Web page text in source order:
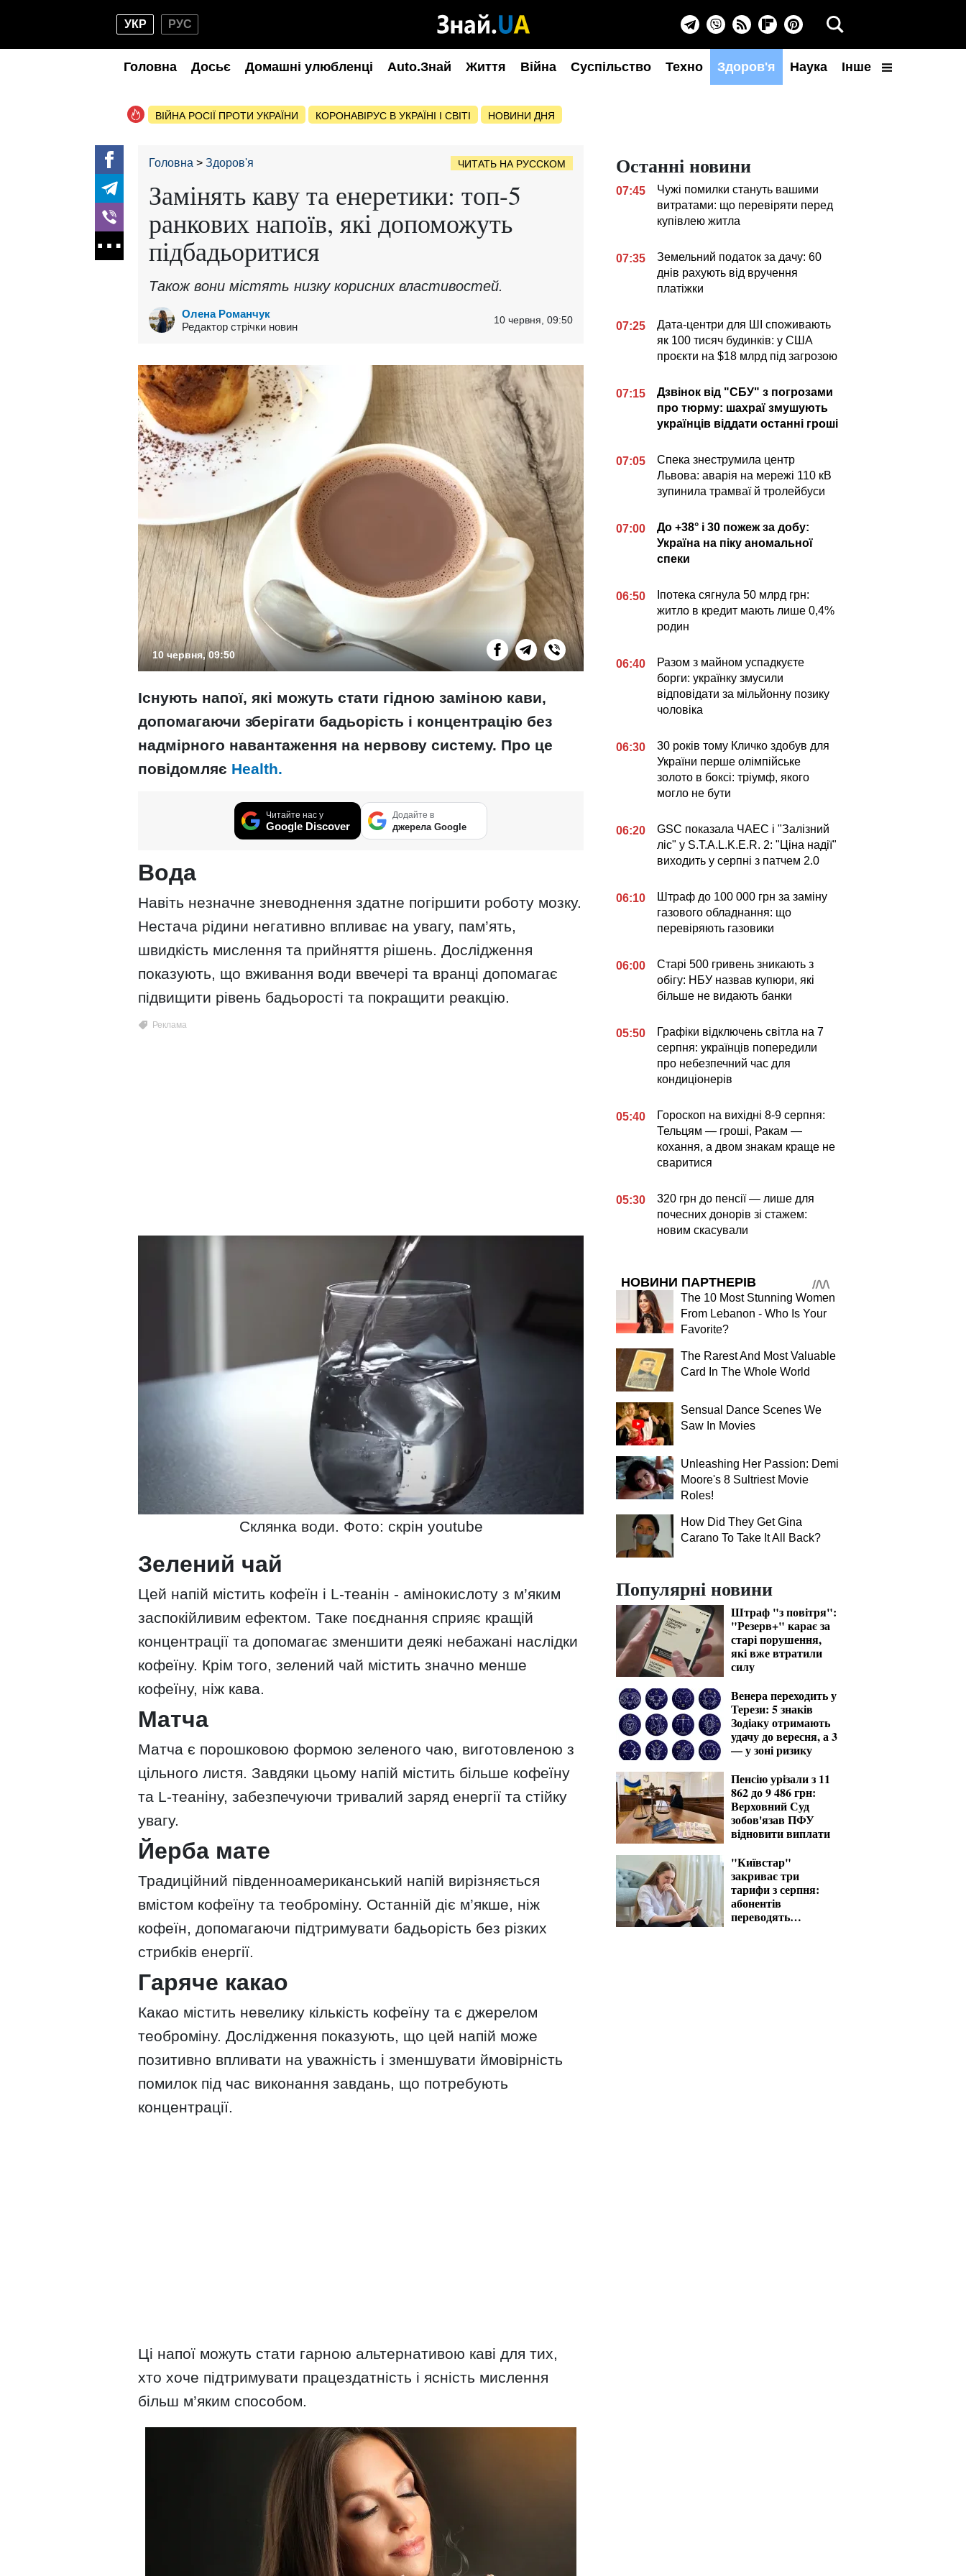
УКР РУС
Головна Досьє Домашні улюбленці Auto.Знай Життя Війна Суспільство Техно Здоров'я Наука Інше
ВІЙНА РОСІЇ ПРОТИ УКРАЇНИ КОРОНАВІРУС В УКРАЇНІ І СВІТІ НОВИНИ ДНЯ
Головна Здоров'я ЧИТАТЬ НА РУССКОМ
Замінять каву та енеретики: топ-5
ранкових напоїв, які допоможуть
підбадьоритися
Також вони містять низку корисних властивостей.
Олена Романчук
Редактор стрічки новин
10 червня, 09:50
10 червня, 09:50
Існують напої, які можуть стати гідною заміною кави,
допомагаючи зберігати бадьорість і концентрацію без
надмірного навантаження на нервову систему. Про це
повідомляє Health.
Читайте нас у
Google Discover
Додайте в
джерела Google
Вода
Навіть незначне зневоднення здатне погіршити роботу мозку.
Нестача рідини негативно впливає на увагу, пам’ять,
швидкість мислення та прийняття рішень. Дослідження
показують, що вживання води ввечері та вранці допомагає
підвищити рівень бадьорості та покращити реакцію.
Склянка води. Фото: скрін youtube
Зелений чай
Цей напій містить кофеїн і L-теанін - амінокислоту з м’яким
заспокійливим ефектом. Таке поєднання сприяє кращій
концентрації та допомагає зменшити деякі небажані наслідки
кофеїну. Крім того, зелений чай містить значно менше
кофеїну, ніж кава.
Матча
Матча є порошковою формою зеленого чаю, виготовленою з
цільного листя. Завдяки цьому напій містить більше кофеїну
та L-теаніну, забезпечуючи тривалий заряд енергії та стійку
увагу.
Йерба мате
Традиційний південноамериканський напій вирізняється
вмістом кофеїну та теоброміну. Останній діє м’якше, ніж
кофеїн, допомагаючи підтримувати бадьорість без різких
стрибків енергії.
Гаряче какао
Какао містить невелику кількість кофеїну та є джерелом
теоброміну. Дослідження показують, що цей напій може
позитивно впливати на уважність і зменшувати ймовірність
помилок під час виконання завдань, що потребують
концентрації.
Ці напої можуть стати гарною альтернативою каві для тих,
хто хоче підтримувати працездатність і ясність мислення
більш м’яким способом.
Останні новини
07:45
Чужі помилки стануть вашими
витратами: що перевіряти перед
купівлею житла
07:35
Земельний податок за дачу: 60
днів рахують від вручення
платіжки
07:25
Дата-центри для ШІ споживають
як 100 тисяч будинків: у США
проєкти на $18 млрд під загрозою
07:15
Дзвінок від "СБУ" з погрозами
про тюрму: шахраї змушують
українців віддати останні гроші
07:05
Спека знеструмила центр
Львова: аварія на мережі 110 кВ
зупинила трамваї й тролейбуси
07:00
До +38° і 30 пожеж за добу:
Україна на піку аномальної
спеки
06:50
Іпотека сягнула 50 млрд грн:
житло в кредит мають лише 0,4%
родин
06:40
Разом з майном успадкуєте
борги: українку змусили
відповідати за мільйонну позику
чоловіка
06:30
30 років тому Кличко здобув для
України перше олімпійське
золото в боксі: тріумф, якого
могло не бути
06:20
GSC показала ЧАЕС і "Залізний
ліс" у S.T.A.L.K.E.R. 2: "Ціна надії"
виходить у серпні з патчем 2.0
06:10
Штраф до 100 000 грн за заміну
газового обладнання: що
перевіряють газовики
06:00
Старі 500 гривень зникають з
обігу: НБУ назвав купюри, які
більше не видають банки
05:50
Графіки відключень світла на 7
серпня: українців попередили
про небезпечний час для
кондиціонерів
05:40
Гороскоп на вихідні 8-9 серпня:
Тельцям — гроші, Ракам —
кохання, а двом знакам краще не
сваритися
05:30
320 грн до пенсії — лише для
почесних донорів зі стажем:
новим скасували
НОВИНИ ПАРТНЕРІВ
The 10 Most Stunning Women
From Lebanon - Who Is Your
Favorite?
The Rarest And Most Valuable
Card In The Whole World
Sensual Dance Scenes We
Saw In Movies
Unleashing Her Passion: Demi
Moore's 8 Sultriest Movie
Roles!
How Did They Get Gina
Carano To Take It All Back?
Популярні новини
Штраф "з повітря":
"Резерв+" карає за
старі порушення,
які вже втратили
силу
Венера переходить у
Терези: 5 знаків
Зодіаку отримають
удачу до вересня, а 3
— у зоні ризику
Пенсію урізали з 11
862 до 9 486 грн:
Верховний Суд
зобов'язав ПФУ
відновити виплати
"Київстар"
закриває три
тарифи з серпня:
абонентів
переводять